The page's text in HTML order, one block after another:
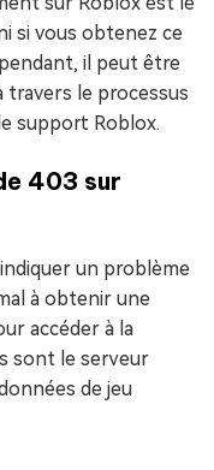
si vous obtenez ce
il peut être
travers le processus
support Roblox.
403 sur
un problème
à obtenir une
accéder à la
sont le serveur
de jeu